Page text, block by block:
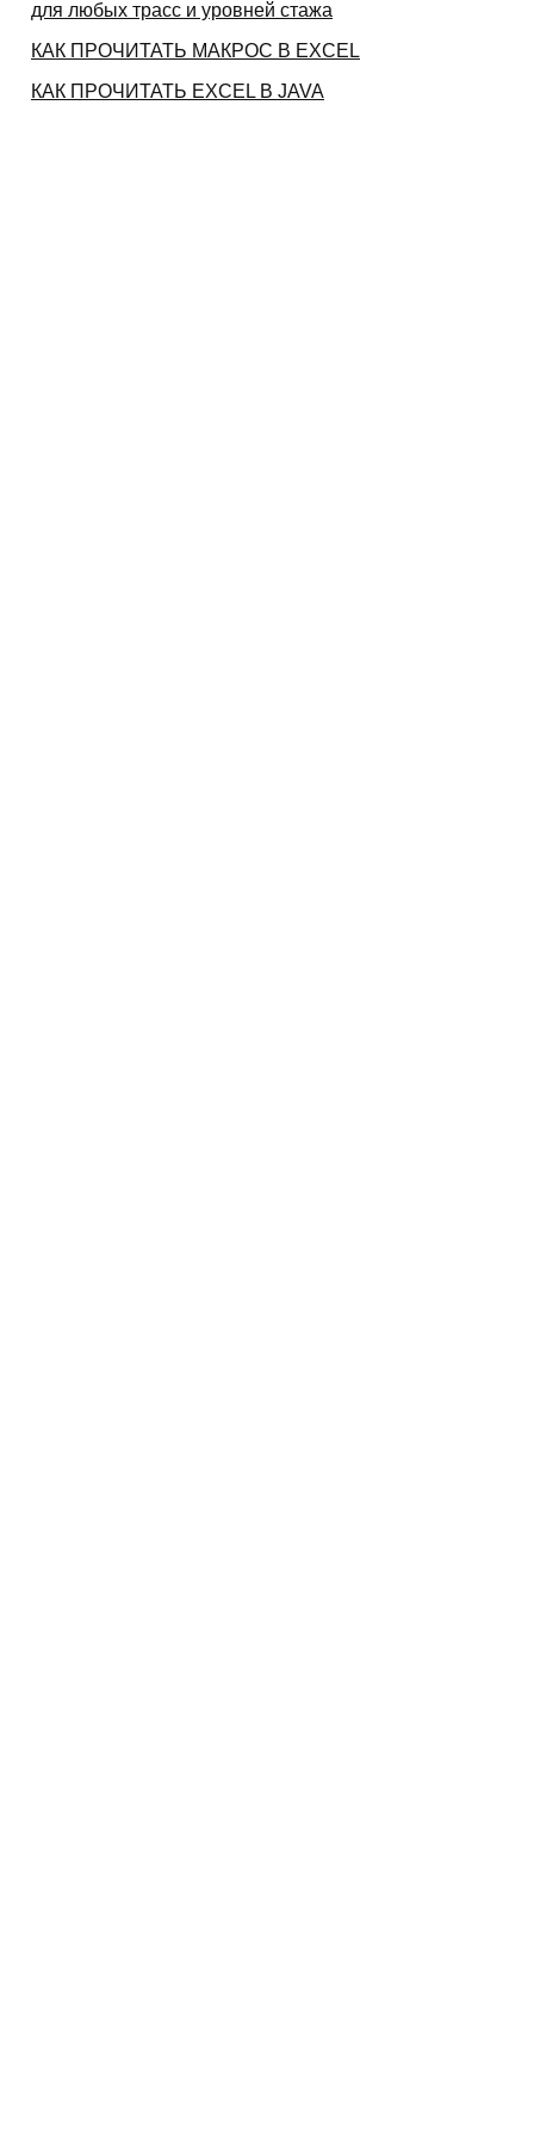
для любых трасс и уровней стажа
КАК ПРОЧИТАТЬ МАКРОС В EXCEL
КАК ПРОЧИТАТЬ EXCEL В JAVA